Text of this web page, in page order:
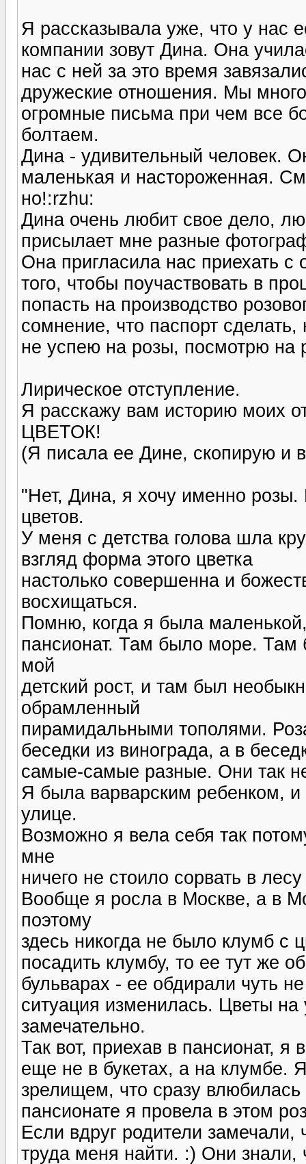
Я рассказывала уже, что у нас
компании зовут Дина. Она
нас с ней за это время
дружеские отношения. Мы
огромные письма при чем все
болтаем.
Дина - удивительный человек.
маленькая и настороженная.
но!:rzhu:
Дина очень любит свое дело,
присылает мне разные
Она пригласила нас приехать
того, чтобы поучаствовать в
попасть на производство
сомнение, что паспорт
не успею на розы, посмотрю на
Лирическое отступление.
Я расскажу вам историю моих
ЦВЕТОК!
(Я писала ее Дине, скопирую и
"Нет, Дина, я хочу именно
цветов.
У меня с детства голова шла
взгляд форма этого цветка
настолько совершенна и
восхищаться.
Помню, когда я была
пансионат. Там было море.
мой
детский рост, и там был
обрамленный
пирамидальными тополями.
беседки из винограда, а в
самые-самые разные. Они так
Я была варварским ребенком, и
улице.
Возможно я вела себя так
мне
ничего не стоило сорвать в
Вообще я росла в Москве, а в
поэтому
здесь никогда не было клумб с
посадить клумбу, то ее тут же
бульварах - ее обдирали чуть
ситуация изменилась. Цветы на
замечательно.
Так вот, приехав в пансионат,
еще не в букетах, а на клумбе.
зрелищем, что сразу
пансионате я провела в этом
Если вдруг родители замечали,
труда меня найти. :) Они знали,